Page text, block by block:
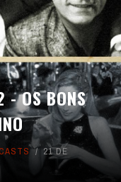
- OS BONS
21 DE